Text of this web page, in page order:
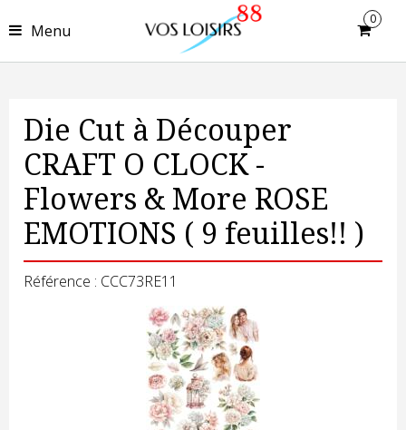
Menu
0
Die Cut à Découper
CRAFT O CLOCK -
Flowers & More ROSE
EMOTIONS ( 9 feuilles!! )
Référence : CCC73RE11